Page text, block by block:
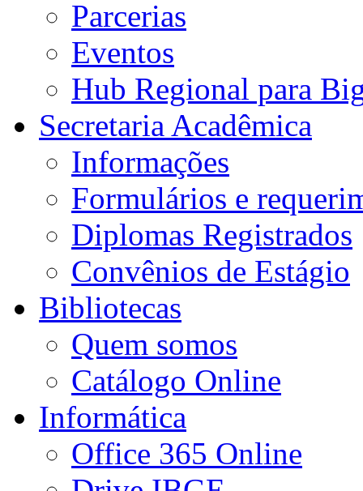
Parcerias
Eventos
Hub Regional para
Secretaria Acadêmica
Informações
Formulários e
Diplomas Registrados
Convênios de Estágio
Bibliotecas
Quem somos
Catálogo Online
Informática
Office 365 Online